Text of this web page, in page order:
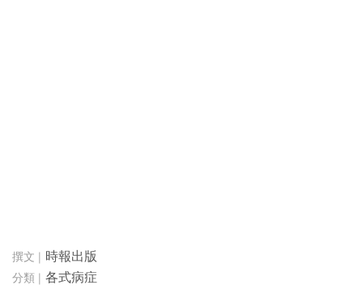
時報出版
各式病症